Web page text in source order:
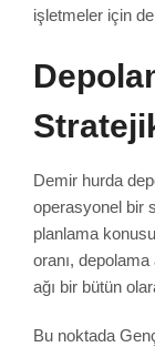
işletmeler için
Demir hurda
operasyonel bir
planlama
oranı,
ağı bir bütün
Bu noktada